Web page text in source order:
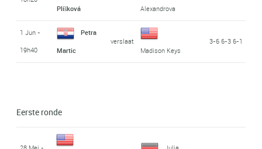
Plíšková
Alexandrova
1 Jun -
19h40
Petra
Martic
verslaat
Madison Keys
3-6 6-3 6-1
Eerste ronde